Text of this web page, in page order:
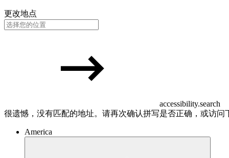
更改地点
accessibility.search
很遗憾，没有匹配的地址。请再次确认拼写是否正确，或访问
America